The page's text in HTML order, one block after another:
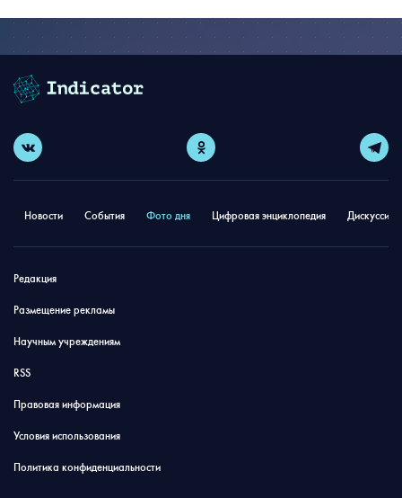
Новости События Фото дня Цифровая энциклопедия
Редакция
Размещение рекламы
Научным учреждениям
RSS
Правовая информация
Условия использования
Политика конфиденциальности